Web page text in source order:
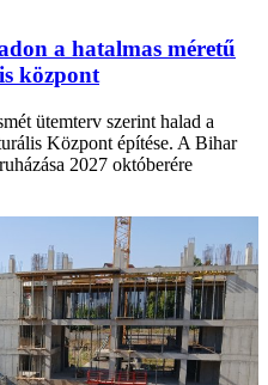
a hatalmas méretű
központ
ütemterv szerint halad a
Központ építése. A Bihar
2027 októberére